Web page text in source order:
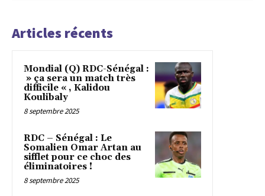
Articles récents
Mondial (Q) RDC-Sénégal :
» ça sera un match très
difficile « , Kalidou
Koulibaly
8 septembre 2025
RDC – Sénégal : Le
Somalien Omar Artan au
sifflet pour ce choc des
éliminatoires !
8 septembre 2025